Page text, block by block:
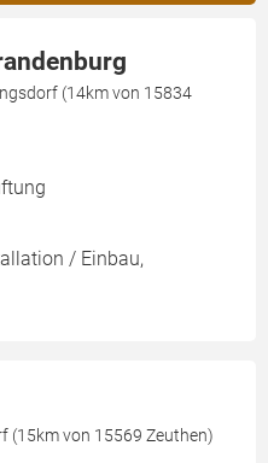
(14km von 15834
/ Einbau,
(15km von 15569 Zeuthen)